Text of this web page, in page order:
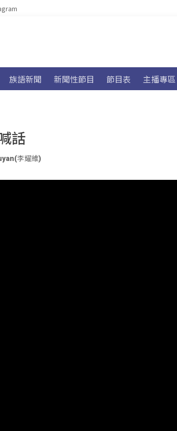
族語新聞 新聞性節目 節目表 主播專區
話
李耀維)